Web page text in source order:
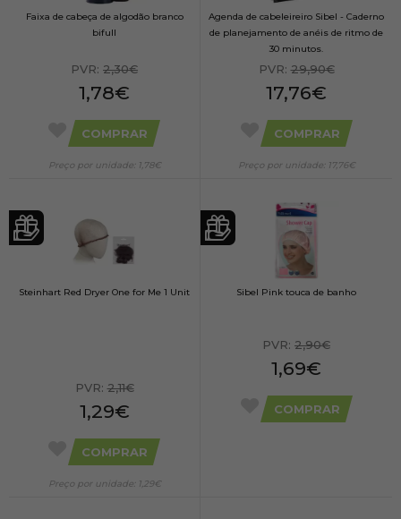
Faixa de cabeça de algodão branco
bifull
PVR: 2,30€
1,78€
COMPRAR
Preço por unidade: 1,78€
Agenda de cabeleireiro Sibel - Caderno
de planejamento de anéis de ritmo de
30 minutos.
PVR:29,90€
17,76€
COMPRAR
Preço por unidade: 17,76€
Steinhart Red Dryer One for Me 1 Unit
PVR:2,11€
1,29€
COMPRAR
Preço por unidade: 1,29€
Sibel Pink touca de banho
PVR: 2,90€
1,69€
COMPRAR